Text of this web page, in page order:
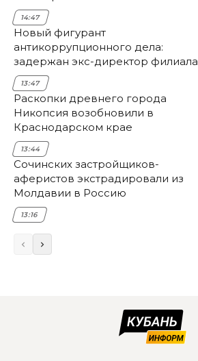
14:47
Новый фигурант
антикоррупционного дела:
задержан экс-директор филиала
НЭСК Крымска
13:47
Раскопки древнего города
Никопсия возобновили в
Краснодарском крае
13:44
Сочинских застройщиков-
аферистов экстрадировали из
Молдавии в Россию
13:16